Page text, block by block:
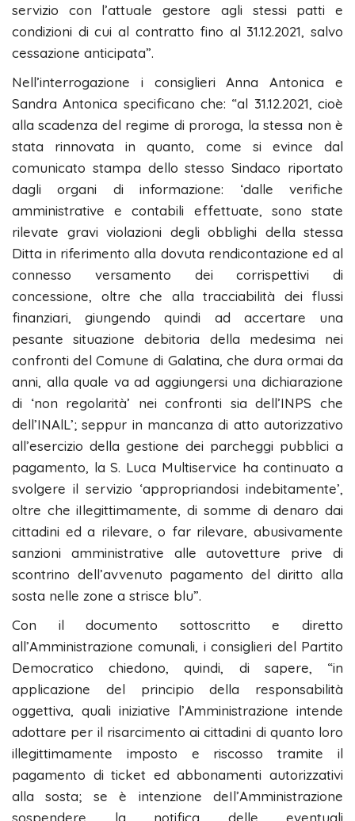
servizio con l’attuale gestore agli stessi patti e
condizioni di cui al contratto fino al 31.12.2021, salvo
cessazione anticipata”.
Nell’interrogazione i consiglieri Anna Antonica e
Sandra Antonica specificano che: “al 31.12.2021, cioè
alla scadenza del regime di proroga, la stessa non è
stata rinnovata in quanto, come si evince dal
comunicato stampa dello stesso Sindaco riportato
dagli organi di informazione: ‘dalle verifiche
amministrative e contabili effettuate, sono state
rilevate gravi violazioni degli obblighi della stessa
Ditta in riferimento alla dovuta rendicontazione ed al
connesso versamento dei corrispettivi di
concessione, oltre che alla tracciabilità dei flussi
finanziari, giungendo quindi ad accertare una
pesante situazione debitoria della medesima nei
confronti del Comune di Galatina, che dura ormai da
anni, alla quale va ad aggiungersi una dichiarazione
di ‘non regolarità’ nei confronti sia dell’INPS che
dell’INAlL’; seppur in mancanza di atto autorizzativo
all’esercizio della gestione dei parcheggi pubblici a
pagamento, la S. Luca Multiservice ha continuato a
svolgere il servizio ‘appropriandosi indebitamente’,
oltre che iIlegittimamente, di somme di denaro dai
cittadini ed a rilevare, o far rilevare, abusivamente
sanzioni amministrative alle autovetture prive di
scontrino dell’avvenuto pagamento del diritto alla
sosta nelle zone a strisce blu”.
Con il documento sottoscritto e diretto
all’Amministrazione comunali, i consiglieri del Partito
Democratico chiedono, quindi, di sapere, “in
applicazione del principio della responsabilità
oggettiva, quali iniziative l’Amministrazione intende
adottare per il risarcimento ai cittadini di quanto loro
illegittimamente imposto e riscosso tramite il
pagamento di ticket ed abbonamenti autorizzativi
alla sosta; se è intenzione deIl’Amministrazione
sospendere la notifica delle eventuali